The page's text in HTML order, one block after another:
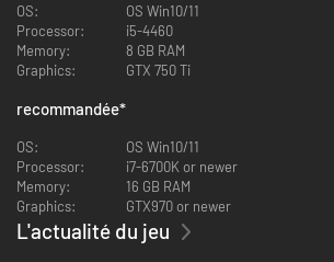
Enjoy an outstanding audio experience:
Relax and unwind as you move through each
1.
Ally with nature to solve puzzles:
Progressing through the world will require help,
OS:
OS Win10/11
Processor:
i5-4460
Memory:
8 GB RAM
Graphics:
GTX 750 Ti
recommandée*
OS:
OS Win10/11
Processor:
i7-6700K or newer
Memory:
16 GB RAM
Graphics:
GTX970 or newer
L'actualité du jeu